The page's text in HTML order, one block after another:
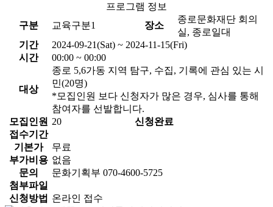
프로그램 정보
구분
교육구분1 장소
종로문화재단 회의
실, 종로일대
기간
2024-09-21(Sat) ~ 2024-11-15(Fri)
시간
00:00 ~ 00:00
대상
종로 5,6가동 지역 탐구, 수집, 기록에 관심 있는 시
민(20명)
*모집인원 보다 신청자가 많은 경우, 심사를 통해
참여자를 선발합니다.
모집인원 20
신청완료
접수기간
기본가
무료
부가비용 없음
문의
문화기획부 070-4600-5725
첨부파일
신청방법 온라인 접수